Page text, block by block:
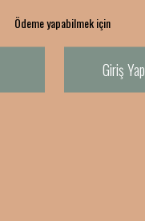
Ödeme yapabilmek için
Giriş Yap